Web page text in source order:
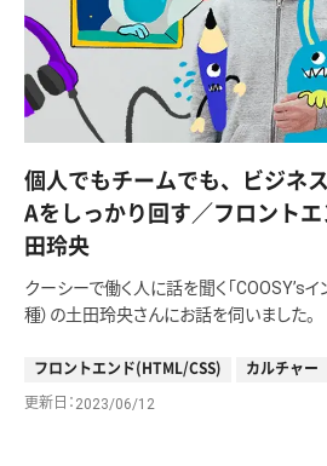
個人でもチームでも、ビジネ
Aをしっかり回す／フロント
田玲央
クーシーで働く人に話を聞く「COOSY’sイ
種）の土田玲央さんにお話を伺いました。
フロントエンド(HTML/CSS) カルチャー
更新日 2023/06/12